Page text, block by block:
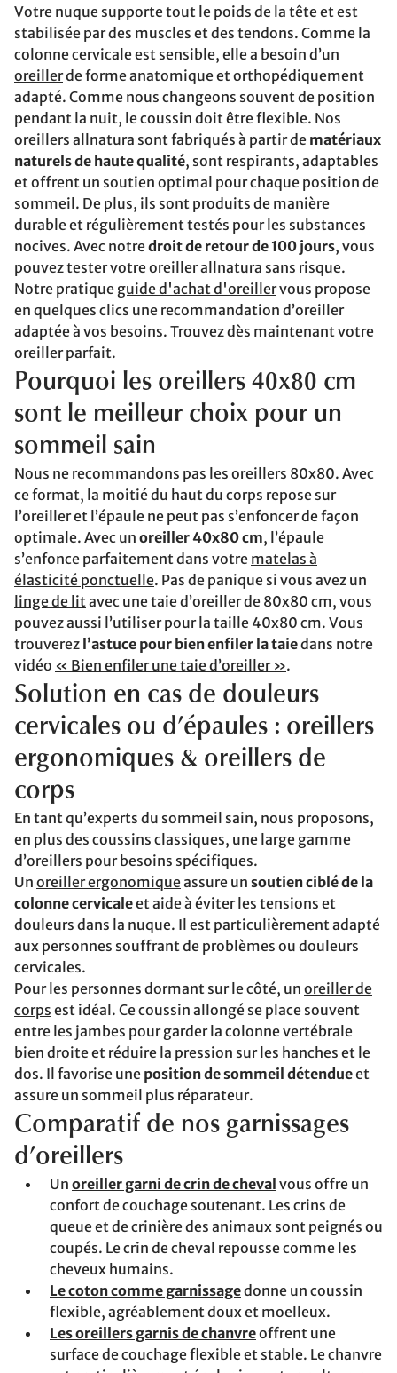
Votre nuque supporte tout le poids de la tête et est
stabilisée par des muscles et des tendons. Comme la
colonne cervicale est sensible, elle a besoin d’un
oreillerde forme anatomique et orthopédiquement
adapté. Comme nous changeons souvent de position
pendant la nuit, le coussin doit être flexible. Nos
oreillers allnatura sont fabriqués à partir de matériaux
naturels de haute qualité, sont respirants, adaptables
et offrent un soutien optimal pour chaque position de
sommeil. De plus, ils sont produits de manière
durable et régulièrement testés pour les substances
nocives. Avec notredroit de retour de 100 jours, vous
pouvez tester votre oreiller allnatura sans risque.
Notre pratique guide d'achat d'oreillervous propose
en quelques clics une recommandation d’oreiller
adaptée à vos besoins. Trouvez dès maintenant votre
oreiller parfait.
Pourquoi les oreillers 40x80 cm
sont le meilleur choix pour un
sommeil sain
Nous ne recommandons pas les oreillers 80x80. Avec
ce format, la moitié du haut du corps repose sur
l’oreiller et l’épaule ne peut pas s’enfoncer de façon
optimale. Avec un oreiller 40x80 cm, l’épaule
s’enfonce parfaitement dans votre matelas à
élasticité ponctuelle. Pas de panique si vous avez un
linge de litavec une taie d’oreiller de 80x80 cm, vous
pouvez aussi l’utiliser pour la taille 40x80 cm. Vous
trouverez l’astuce pour bien enfiler la taiedans notre
vidéo « Bien enfiler une taie d’oreiller ».
Solution en cas de douleurs
cervicales ou d’épaules : oreillers
ergonomiques & oreillers de
corps
En tant qu’experts du sommeil sain, nous proposons,
en plus des coussins classiques, une large gamme
d’oreillers pour besoins spécifiques.
Un oreiller ergonomiqueassure un soutien ciblé de la
colonne cervicaleet aide à éviter les tensions et
douleurs dans la nuque. Il est particulièrement adapté
aux personnes souffrant de problèmes ou douleurs
cervicales.
Pour les personnes dormant sur le côté, un oreiller de
corps est idéal. Ce coussin allongé se place souvent
entre les jambes pour garder la colonne vertébrale
bien droite et réduire la pression sur les hanches et le
dos. Il favorise une position de sommeil détendueet
assure un sommeil plus réparateur.
Comparatif de nos garnissages
d’oreillers
Un oreiller garni de crin de cheval vous offre un
confort de couchage soutenant. Les crins de
queue et de crinière des animaux sont peignés ou
coupés. Le crin de cheval repousse comme les
cheveux humains.
Le coton comme garnissagedonne un coussin
flexible, agréablement doux et moelleux.
Les oreillers garnis de chanvreoffrent une
surface de couchage flexible et stable. Le chanvre